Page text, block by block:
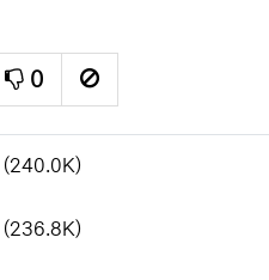
0
비추천신고
파일크기
(240.0K)
파일크기
(236.8K)